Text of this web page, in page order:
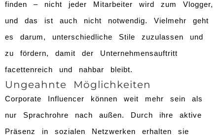
finden – nicht jeder Mitarbeiter wird zum Vlogger,
und das ist auch nicht notwendig. Vielmehr geht
es darum, unterschiedliche Stile zuzulassen und
zu fördern, damit der Unternehmensauftritt
facettenreich und nahbar bleibt.
Ungeahnte Möglichkeiten
Corporate Influencer können weit mehr sein als
nur Sprachrohre nach außen. Durch ihre aktive
Präsenz in sozialen Netzwerken erhalten sie